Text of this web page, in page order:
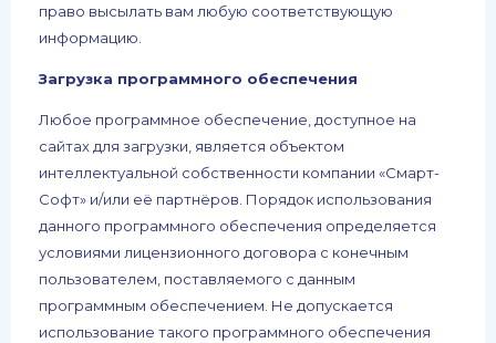
право высылать вам любую соответствующую
информацию.
Загрузка программного обеспечения
Любое программное обеспечение, доступное на
сайтах для загрузки, является объектом
интеллектуальной собственности компании «Смарт-
Софт» и/или её партнёров. Порядок использования
данного программного обеспечения определяется
условиями лицензионного договора с конечным
пользователем, поставляемого с данным
программным обеспечением. Не допускается
использование такого программного обеспечения